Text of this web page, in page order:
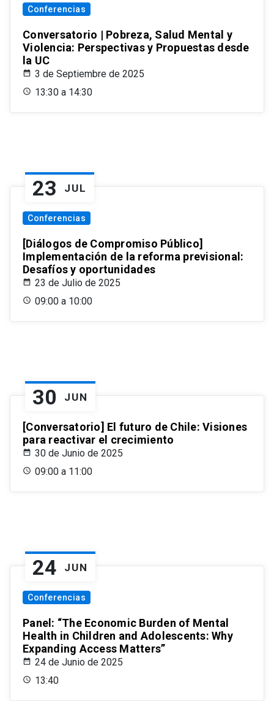
Conferencias
Conversatorio | Pobreza, Salud Mental y
Violencia: Perspectivas y Propuestas desde
la UC
3 de Septiembre de 2025
13:30 a 14:30
23 JUL
Conferencias
[Diálogos de Compromiso Público]
Implementación de la reforma previsional:
Desafíos y oportunidades
23 de Julio de 2025
09:00 a 10:00
30 JUN
[Conversatorio] El futuro de Chile: Visiones
para reactivar el crecimiento
30 de Junio de 2025
09:00 a 11:00
24 JUN
Conferencias
Panel: “The Economic Burden of Mental
Health in Children and Adolescents: Why
Expanding Access Matters”
24 de Junio de 2025
13:40